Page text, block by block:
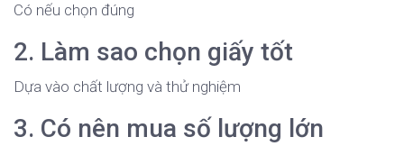
Có nếu chọn đúng
2. Làm sao chọn giấy tốt
Dựa vào chất lượng và thử nghiệm
3. Có nên mua số lượng lớn